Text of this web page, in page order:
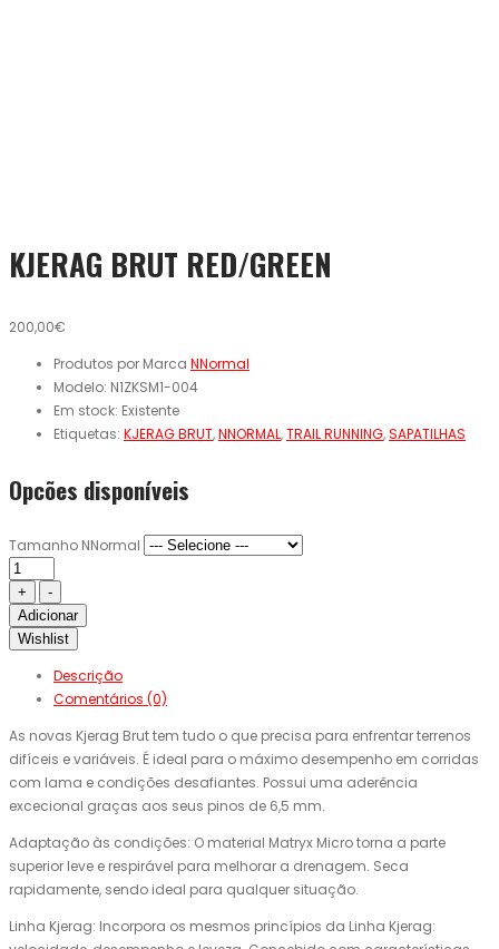
KJERAG BRUT RED/GREEN
200,00€
Produtos por Marca NNormal
Modelo: N1ZKSM1-004
Em stock: Existente
Etiquetas: KJERAG BRUT,NNORMAL,TRAIL RUNNING,SAPATILHAS
Opcões disponíveis
Tamanho NNormal
Adicionar
Wishlist
Descrição
Comentários (0)
As novas Kjerag Brut tem tudo o que precisa para enfrentar terrenos
difíceis e variáveis. É ideal para o máximo desempenho em corridas
com lama e condições desafiantes. Possui uma aderência
excecional graças aos seus pinos de 6,5 mm.
Adaptação às condições: O material Matryx Micro torna a parte
superior leve e respirável para melhorar a drenagem. Seca
rapidamente, sendo ideal para qualquer situação.
Linha Kjerag: Incorpora os mesmos princípios da Linha Kjerag: